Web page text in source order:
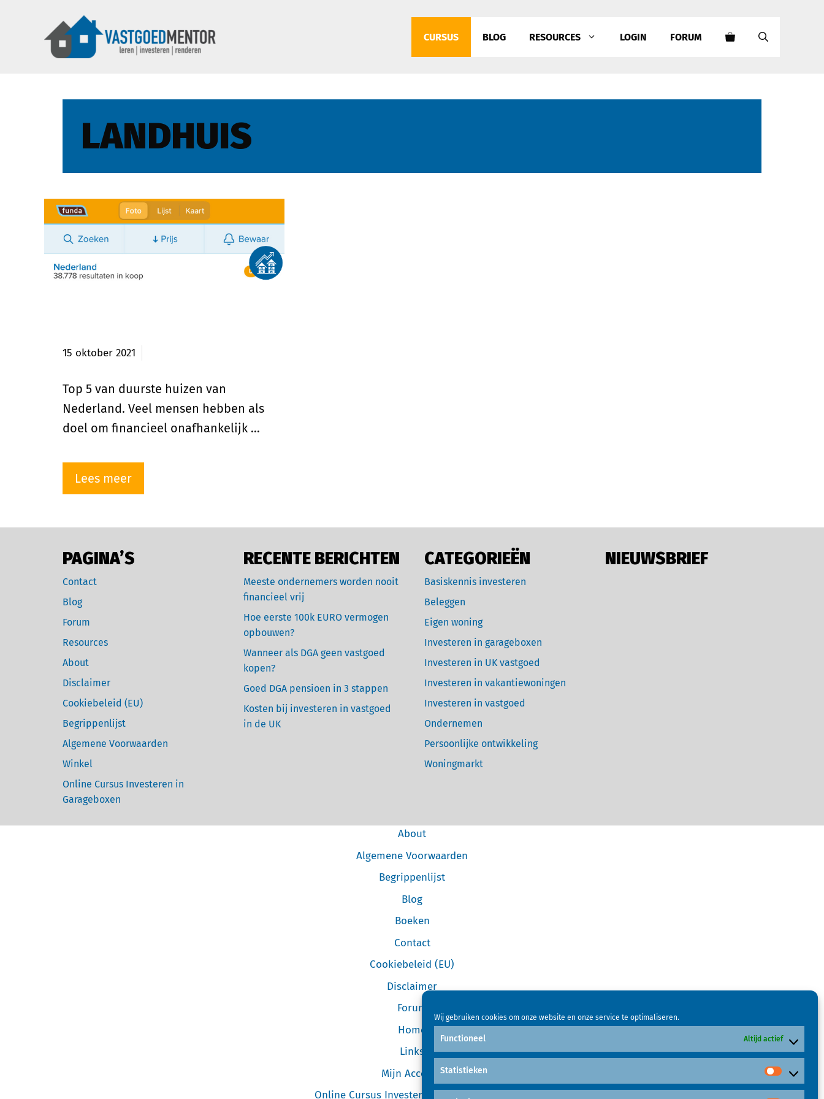
Wij gebruiken cookies om onze website en onze service te optimaliseren.
Functioneel Altijd actief
Statistieken
CURSUS BLOG RESOURCES LOGIN FORUM
LANDHUIS
15 oktober 2021
Top 5 van duurste huizen van
Nederland. Veel mensen hebben als
doel om financieel onafhankelijk …
Lees meer
PAGINA’S
Contact
Blog
Forum
Resources
About
Disclaimer
Cookiebeleid (EU)
Begrippenlijst
Algemene Voorwaarden
Winkel
Online Cursus Investeren in
Garageboxen
RECENTE BERICHTEN
Meeste ondernemers worden nooit
financieel vrij
Hoe eerste 100k EURO vermogen
opbouwen?
Wanneer als DGA geen vastgoed
kopen?
Goed DGA pensioen in 3 stappen
Kosten bij investeren in vastgoed
in de UK
CATEGORIEËN
Basiskennis investeren
Beleggen
Eigen woning
Investeren in garageboxen
Investeren in UK vastgoed
Investeren in vakantiewoningen
Investeren in vastgoed
Ondernemen
Persoonlijke ontwikkeling
Woningmarkt
NIEUWSBRIEF
About
Algemene Voorwaarden
Begrippenlijst
Blog
Boeken
Contact
Cookiebeleid (EU)
Disclaimer
Forum
Home
Links
Mijn Account
Online Cursus Investeren in Garageboxen